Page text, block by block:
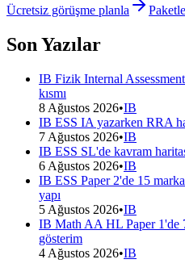
Ücretsiz görüşme planla
Son Yazılar
IB Fizik Internal
kısmı
8 Ağustos 2026•IB
IB ESS IA yazarken RRA
7 Ağustos 2026•IB
IB ESS SL'de kavram
6 Ağustos 2026•IB
IB ESS Paper 2'de 15
yapı
5 Ağustos 2026•IB
IB Math AA HL Paper 1'de
gösterim
4 Ağustos 2026•IB